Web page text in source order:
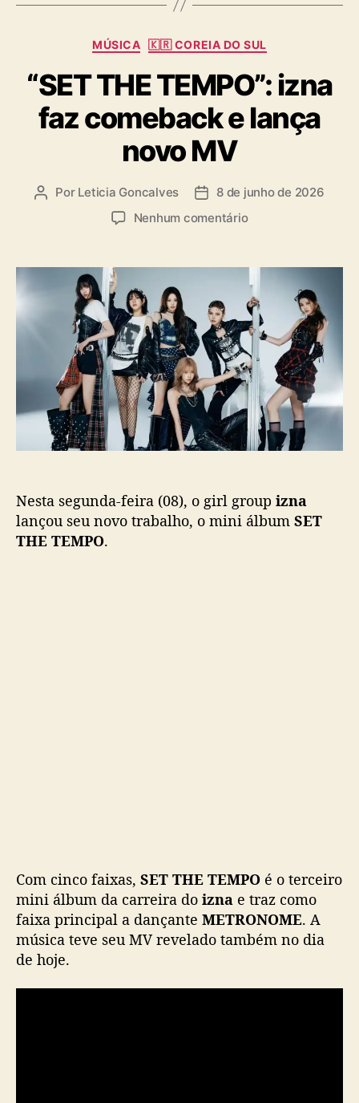
s
C
t
e
g
o
r
i
MÚSICA 🇰🇷 COREIA DO SUL
“SET THE TEMPO”: izna
faz comeback e lança
novo MV
A
r
Por Leticia Goncalves
D
d
u
b
l
c
a
ç
ã
8 de junho de 2026
Nenhum comentárioe
S
E
T
T
H
E
T
E
M
P
O
i
z
o
v
o
M
Nesta segunda-feira (08), o girl group izna
lançou seu novo trabalho, o mini álbum SET
THE TEMPO.
Com cinco faixas, SET THE TEMPO é o terceiro
mini álbum da carreira do izna e traz como
faixa principal a dançante METRONOME. A
música teve seu MV revelado também no dia
de hoje.